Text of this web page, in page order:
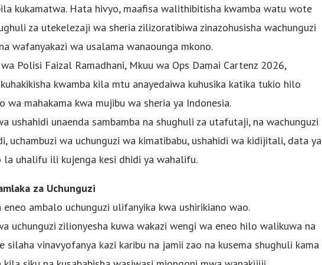
kukamatwa. Hata hivyo, maafisa walithibitisha kwamba watu wote
za utekelezaji wa sheria zilizoratibiwa zinazohusisha wachunguzi
wafanyakazi wa usalama wanaounga mkono.
Polisi Faizal Ramadhani, Mkuu wa Ops Damai Cartenz 2026,
kwamba kila mtu anayedaiwa kuhusika katika tukio hilo
wa mahakama kwa mujibu wa sheria ya Indonesia.
ushahidi unaenda sambamba na shughuli za utafutaji, na wachunguzi
uchambuzi wa uchunguzi wa kimatibabu, ushahidi wa kidijitali, data ya
la uhalifu ili kujenga kesi dhidi ya wahalifu.
za Uchunguzi
ambalo uchunguzi ulifanyika kwa ushirikiano wao.
uchunguzi zilionyesha kuwa wakazi wengi wa eneo hilo walikuwa na
silaha vinavyofanya kazi karibu na jamii zao na kusema shughuli kama